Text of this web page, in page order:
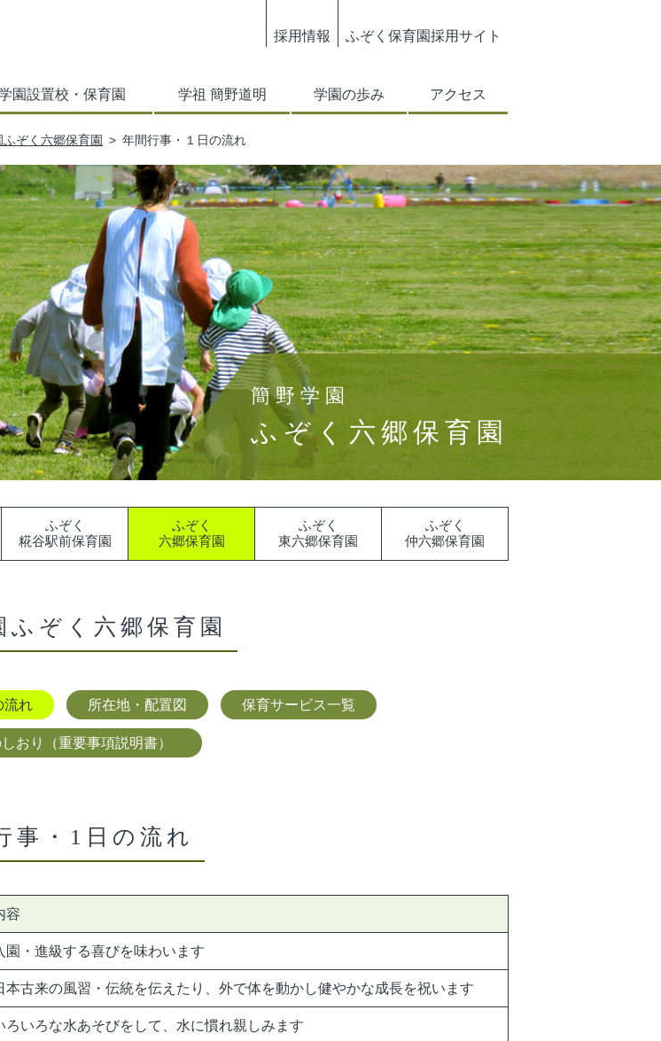
採用情報 ふぞく保育園採用サイト
園設置校・保育園 学祖 簡野道明 学園の歩み アクセス
ふぞく六郷保育園 年間行事・１日の流れ
簡野学園
ふぞく六郷保育園
ふぞく
糀谷駅前保育園
ふぞく
六郷保育園
ふぞく
東六郷保育園
ふぞく
仲六郷保育園
ふぞく六郷保育園
流れ 所在地・配置図 保育サービス一覧
おり（重要事項説明書）
事・1日の流れ
容
園・進級する喜びを味わいます
本古来の風習・伝統を伝えたり、外で体を動かし健やかな成長を祝います
ろいろな水あそびをして、水に慣れ親しみます